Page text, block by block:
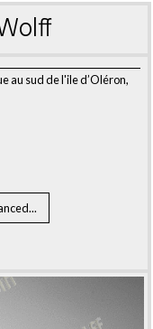
au sud de l'ile d’Oléron,